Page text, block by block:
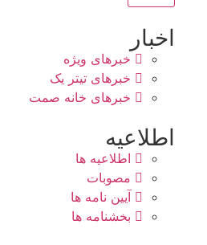
اخبار
خبرهای ویژه
خبرهای تیتر یک
خبرهای خانه صمت
اطلاعیه
اطلاعیه ها
مصوبات
آیین نامه ها
بخشنامه ها